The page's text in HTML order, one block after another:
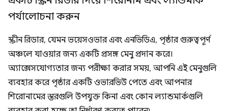
পর্যালোচনা করুন
স্ক্রীন রিডার, যেমন ভয়েসওভার এবং এনভিডিএ, পৃষ্ঠার গুরুত্বপূর্ণ
অঞ্চলে যাওয়ার জন্য একটি প্রসঙ্গ মেনু প্রদান করে।
অ্যাক্সেসযোগ্যতার জন্য পরীক্ষা করার সময়, আপনি এই মেনুগুলি
ব্যবহার করে পৃষ্ঠার একটি ওভারভিউ পেতে এবং আপনার
শিরোনামের স্তরগুলি উপযুক্ত কিনা এবং কোন ল্যান্ডমার্কগুলি